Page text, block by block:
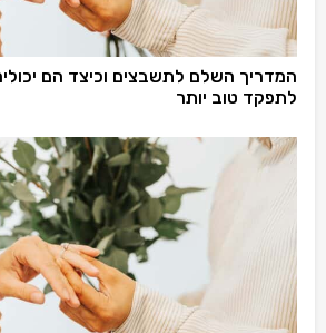
המדריך השלם לתשבצים וכיצד הם
לתפקד טוב יותר